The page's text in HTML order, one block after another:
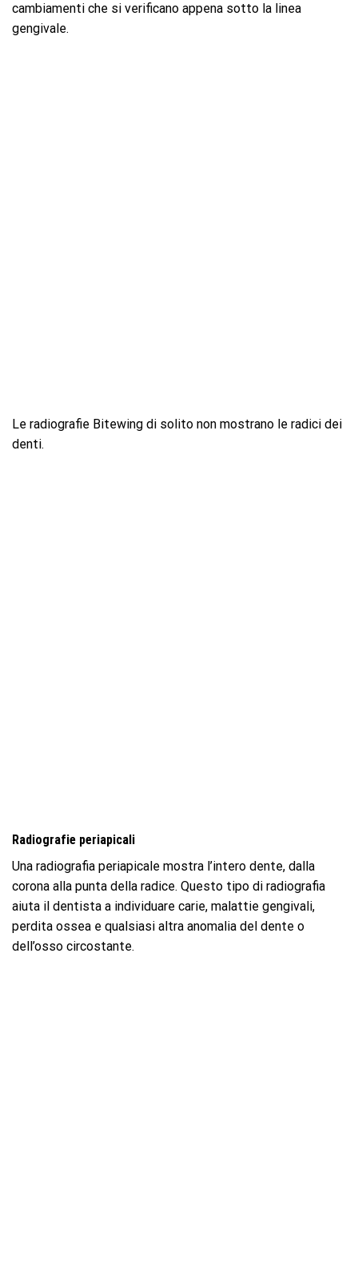
cambiamenti che si verificano appena sotto la linea
gengivale.
Le radiografie Bitewing di solito non mostrano le radici dei
denti.
Radiografie periapicali
Una radiografia periapicale mostra l’intero dente, dalla
corona alla punta della radice. Questo tipo di radiografia
aiuta il dentista a individuare carie, malattie gengivali,
perdita ossea e qualsiasi altra anomalia del dente o
dell’osso circostante.